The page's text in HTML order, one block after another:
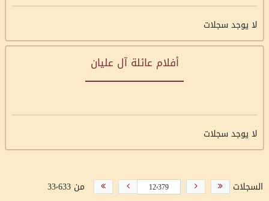
لا يوجد سجلات
أفلام عائلة آل عليان
لا يوجد سجلات
السجلات من 33٬633